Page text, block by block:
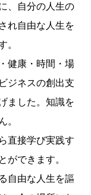
、自分の人生の
れ自由な人生を
。
健康・時間・場
ジネスの創出支
ました。知識を
。
直接学び実践す
ができます。
自由な人生を謳